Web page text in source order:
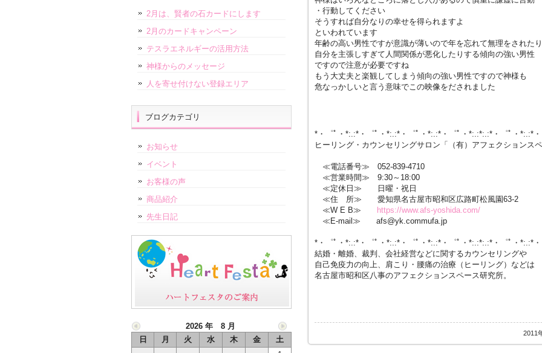
・行動してください
そうすれば自分なりの幸せを得られますよ
といわれています
年齢の高い男性ですが意識が薄いので年を忘れて無理をされたり
自分を主張しすぎて人間関係が悪化したりする傾向の強い男性
ですので注意が必要ですね
もう大丈夫と楽観してしまう傾向の強い男性ですので神様も
危なっかしいと言う意味でこの映像をだされました
*・゜ﾟ・*:.:*・゜ﾟ・*:.:*・゜ﾟ・*:.:*・゜ﾟ・*:.:*:.:*・゜ﾟ・*:.:*
ヒーリング・カウンセリングサロン「（有）アフェクションスペ
≪電話番号≫ 052-839-4710
≪営業時間≫ 9:30～18:00
≪定休日≫ 日曜・祝日
≪住 所≫ 愛知県名古屋市昭和区広路町松風園63-2
≪W E B≫
https://www.afs-yoshida.com/
≪E-mail≫ afs@yk.commufa.jp
*・゜ﾟ・*:.:*・゜ﾟ・*:.:*・゜ﾟ・*:.:*・゜ﾟ・*:.:*:.:*・゜ﾟ・*:.:*
結婚・離婚、裁判、会社経営などに関するカウンセリングや
自己免疫力の向上、肩こり・腰痛の治療（ヒーリング）などは
名古屋市昭和区八事のアフェクションスペース研究所。
2011
2月は、賢者の石カードにします
2月のカードキャンペーン
テスラエネルギーの活用方法
神様からのメッセージ
人を寄せ付けない登録エリア
ブログカテゴリ
お知らせ
イベント
お客様の声
商品紹介
先生日記
2026 年 8 月
日
月 火 水 木 金
土